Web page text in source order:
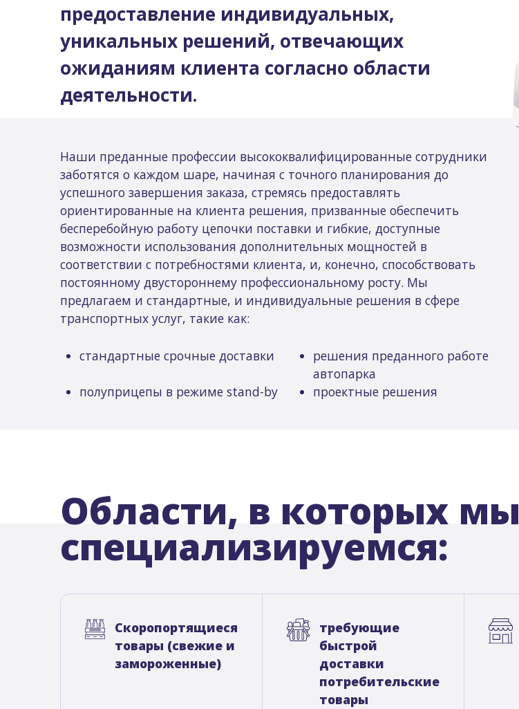
предоставление индивидуальных,
уникальных решений, отвечающих
ожиданиям клиента согласно области
деятельности.
Наши преданные профессии высококвалифицированные сотрудники
заботятся о каждом шаре, начиная с точного планирования до
успешного завершения заказа, стремясь предоставлять
ориентированные на клиента решения, призванные обеспечить
бесперебойную работу цепочки поставки и гибкие, доступные
возможности использования дополнительных мощностей в
соответствии с потребностями клиента, и, конечно, способствовать
постоянному двустороннему профессиональному росту. Мы
предлагаем и стандартные, и индивидуальные решения в сфере
транспортных услуг, такие как:
стандартные срочные доставки
решения преданного работе
автопарка
полуприцепы в режиме stand-by
проектные решения
Области, в которых мы
специализируемся:
Скоропортящиеся
товары (свежие и
замороженные)
требующие
быстрой
доставки
потребительские
товары